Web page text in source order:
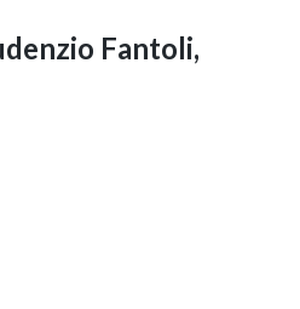
Fantoli,